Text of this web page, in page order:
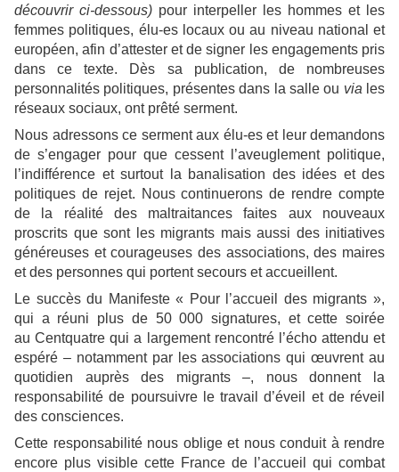
découvrir ci-dessous) pour interpeller les hommes et les
femmes politiques, élu-es locaux ou au niveau national et
européen, afin d’attester et de signer les engagements pris
dans ce texte. Dès sa publication, de nombreuses
personnalités politiques, présentes dans la salle ou via les
réseaux sociaux, ont prêté serment.
Nous adressons ce serment aux élu-es et leur demandons
de s’engager pour que cessent l’aveuglement politique,
l’indifférence et surtout la banalisation des idées et des
politiques de rejet. Nous continuerons de rendre compte
de la réalité des maltraitances faites aux nouveaux
proscrits que sont les migrants mais aussi des initiatives
généreuses et courageuses des associations, des maires
et des personnes qui portent secours et accueillent.
Le succès du Manifeste « Pour l’accueil des migrants »,
qui a réuni plus de 50 000 signatures, et cette soirée
au Centquatre qui a largement rencontré l’écho attendu et
espéré – notamment par les associations qui œuvrent au
quotidien auprès des migrants –, nous donnent la
responsabilité de poursuivre le travail d’éveil et de réveil
des consciences.
Cette responsabilité nous oblige et nous conduit à rendre
encore plus visible cette France de l’accueil qui combat